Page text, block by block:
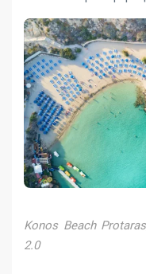
Konos Beach
2.0